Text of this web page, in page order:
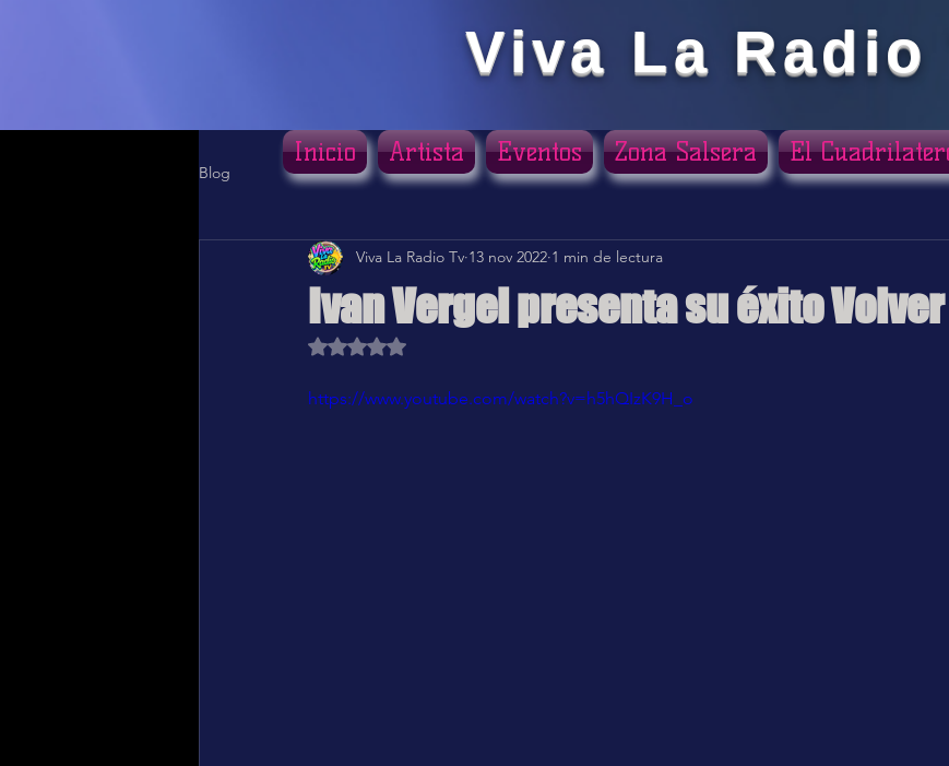
Viva La Radio
Blog
Ivan Vergel presenta su éxito Volver
Viva La Radio Tv 13 nov 2022 1 min de lectura
Obtuvo NaN de 5 estrellas.
https://www.youtube.com/watch?v=h5hQIzK9H_o
Inicio Artista Eventos Zona Salsera El